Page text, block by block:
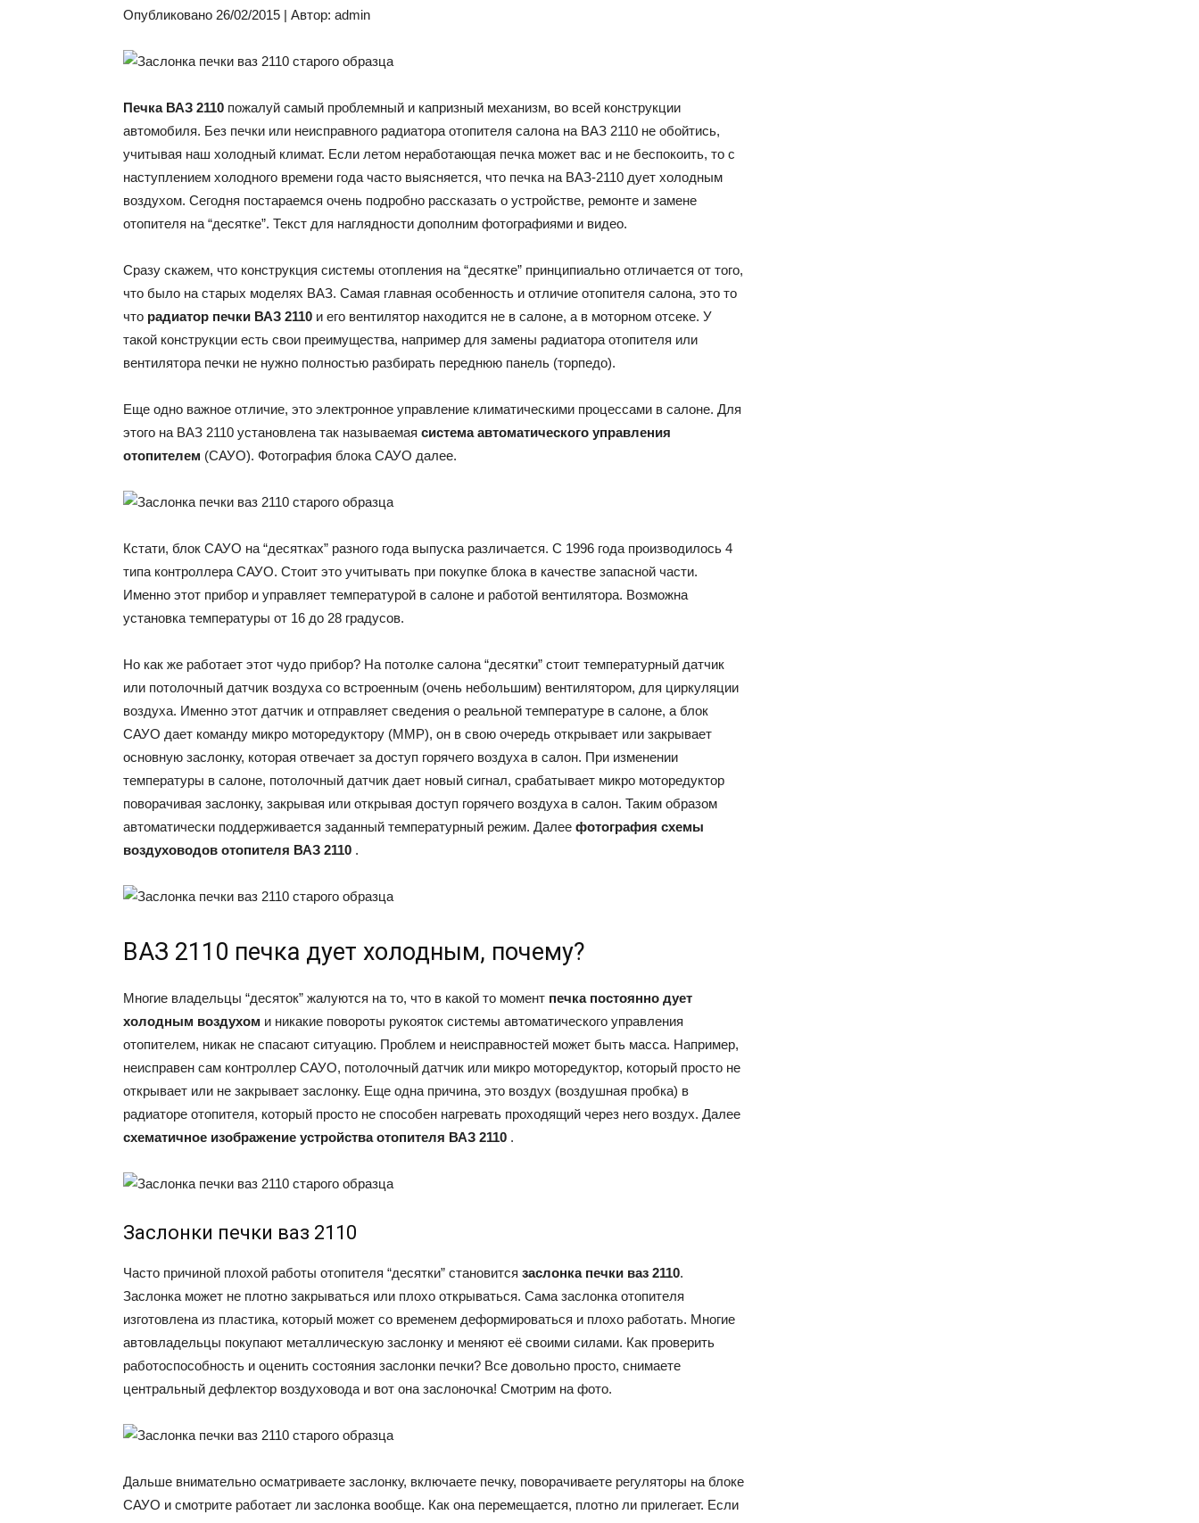
Опубликовано 26/02/2015 | Автор: admin
Печка ВАЗ 2110 пожалуй самый проблемный и капризный механизм, во всей конструкции
автомобиля. Без печки или неисправного радиатора отопителя салона на ВАЗ 2110 не обойтись,
учитывая наш холодный климат. Если летом неработающая печка может вас и не беспокоить, то с
наступлением холодного времени года часто выясняется, что печка на ВАЗ-2110 дует холодным
воздухом. Сегодня постараемся очень подробно рассказать о устройстве, ремонте и замене
отопителя на “десятке”. Текст для наглядности дополним фотографиями и видео.
Сразу скажем, что конструкция системы отопления на “десятке” принципиально отличается от того,
что было на старых моделях ВАЗ. Самая главная особенность и отличие отопителя салона, это то
что радиатор печки ВАЗ 2110 и его вентилятор находится не в салоне, а в моторном отсеке. У
такой конструкции есть свои преимущества, например для замены радиатора отопителя или
вентилятора печки не нужно полностью разбирать переднюю панель (торпедо).
Еще одно важное отличие, это электронное управление климатическими процессами в салоне. Для
этого на ВАЗ 2110 установлена так называемая система автоматического управления
отопителем (САУО). Фотография блока САУО далее.
Кстати, блок САУО на “десятках” разного года выпуска различается. С 1996 года производилось 4
типа контроллера САУО. Стоит это учитывать при покупке блока в качестве запасной части.
Именно этот прибор и управляет температурой в салоне и работой вентилятора. Возможна
установка температуры от 16 до 28 градусов.
Но как же работает этот чудо прибор? На потолке салона “десятки” стоит температурный датчик
или потолочный датчик воздуха со встроенным (очень небольшим) вентилятором, для циркуляции
воздуха. Именно этот датчик и отправляет сведения о реальной температуре в салоне, а блок
САУО дает команду микро моторедуктору (ММР), он в свою очередь открывает или закрывает
основную заслонку, которая отвечает за доступ горячего воздуха в салон. При изменении
температуры в салоне, потолочный датчик дает новый сигнал, срабатывает микро моторедуктор
поворачивая заслонку, закрывая или открывая доступ горячего воздуха в салон. Таким образом
автоматически поддерживается заданный температурный режим. Далее фотография схемы
воздуховодов отопителя ВАЗ 2110 .
ВАЗ 2110 печка дует холодным, почему?
Многие владельцы “десяток” жалуются на то, что в какой то момент печка постоянно дует
холодным воздухом и никакие повороты рукояток системы автоматического управления
отопителем, никак не спасают ситуацию. Проблем и неисправностей может быть масса. Например,
неисправен сам контроллер САУО, потолочный датчик или микро моторедуктор, который просто не
открывает или не закрывает заслонку. Еще одна причина, это воздух (воздушная пробка) в
радиаторе отопителя, который просто не способен нагревать проходящий через него воздух. Далее
схематичное изображение устройства отопителя ВАЗ 2110 .
Заслонки печки ваз 2110
Часто причиной плохой работы отопителя “десятки” становится заслонка печки ваз 2110.
Заслонка может не плотно закрываться или плохо открываться. Сама заслонка отопителя
изготовлена из пластика, который может со временем деформироваться и плохо работать. Многие
автовладельцы покупают металлическую заслонку и меняют её своими силами. Как проверить
работоспособность и оценить состояния заслонки печки? Все довольно просто, снимаете
центральный дефлектор воздуховода и вот она заслоночка! Смотрим на фото.
Дальше внимательно осматриваете заслонку, включаете печку, поворачиваете регуляторы на блоке
САУО и смотрите работает ли заслонка вообще. Как она перемещается, плотно ли прилегает. Если